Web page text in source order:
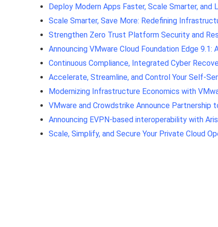
Deploy Modern Apps Faster, Scale Smarter, and
Scale Smarter, Save More: Redefining
Strengthen Zero Trust Platform Security and
Announcing VMware Cloud Foundation Edge
Continuous Compliance, Integrated Cyber
Accelerate, Streamline, and Control Your Self-
Modernizing Infrastructure Economics with
VMware and Crowdstrike Announce
Announcing EVPN-based interoperability with
Scale, Simplify, and Secure Your Private Cloud